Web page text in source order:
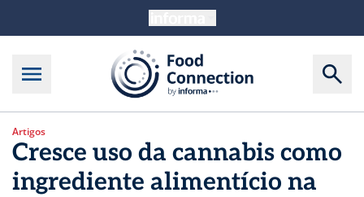
Artigos
Cresce uso da cannabis como
ingrediente alimentício na